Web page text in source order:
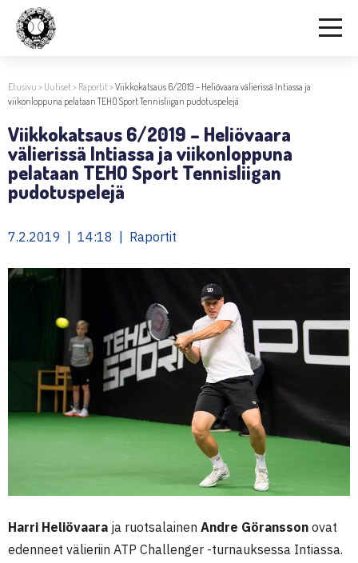
Etusivu > Uutiset> Raportit>Viikkokatsaus 6/2019 – Heliövaara välierissä Intiassa ja
viikonloppuna pelataan TEHO Sport Tennisliigan pudotuspelejä
Viikkokatsaus 6/2019 – Heliövaara
välierissä Intiassa ja viikonloppuna
pelataan TEHO Sport Tennisliigan
pudotuspelejä
7.2.2019 | 14:18 | Raportit
Harri Heliövaara ja ruotsalainen Andre Göransson ovat
edenneet välieriin ATP Challenger -turnauksessa Intiassa.